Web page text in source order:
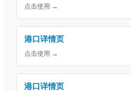
点击使用 →
港口详情页
点击使用 →
港口详情页